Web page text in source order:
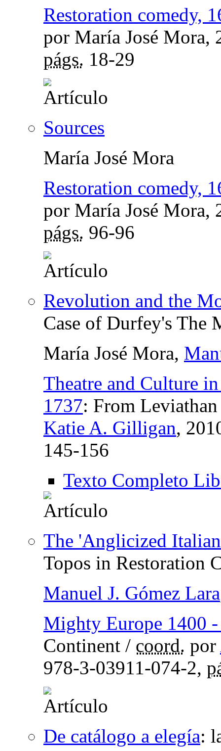
Restoration comedy,
por María José Mora,
págs. 18-29
Sources
María José Mora
Restoration comedy,
por María José Mora,
págs. 96-96
Revolution and the
Case of Durfey's The
María José Mora,
Theatre and Culture
1737: From
Katie A. Gilligan,
145-156
Texto Completo
The 'Anglicized
Topos in Restoration
Manuel J. Gómez Lara
Mighty Europe 1400
Continent / coord. por
978-3-03911-074-2,
De catálogo a elegía: